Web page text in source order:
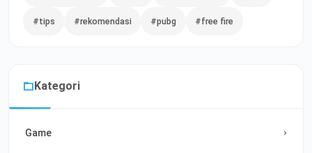
#tips #rekomendasi #pubg #free fire
Kategori
Game